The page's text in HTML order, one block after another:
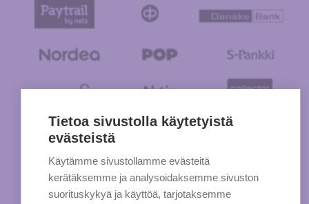
Tietoa sivustolla käytetyistä
evästeistä
Käytämme sivustollamme evästeitä
kerätäksemme ja analysoidaksemme sivuston
suorituskykyä ja käyttöä, tarjotaksemme